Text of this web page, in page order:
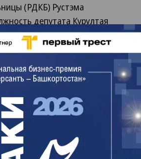
(РДКБ) Рустэма
депутата Курултая
он может заменить
который ранее отказался от
вакантного мандата
ЦИК республики по
в 1963 году, окончил
медицинский